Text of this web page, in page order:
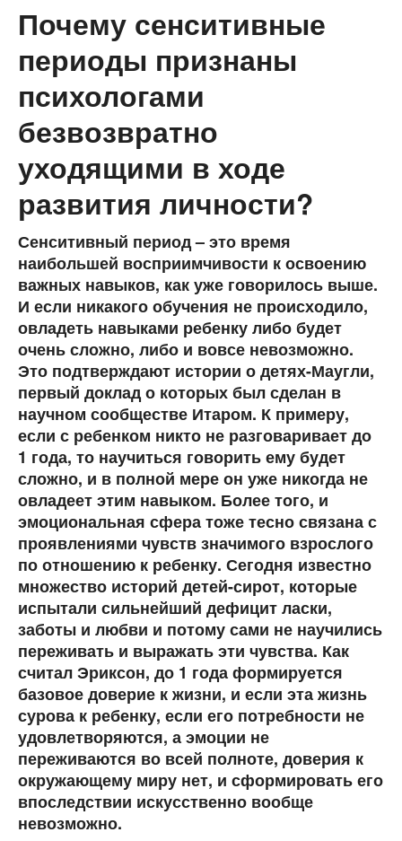
Почему сенситивные
периоды признаны
психологами
безвозвратно
уходящими в ходе
развития личности?
Сенситивный период – это время
наибольшей восприимчивости к освоению
важных навыков, как уже говорилось выше.
И если никакого обучения не происходило,
овладеть навыками ребенку либо будет
очень сложно, либо и вовсе невозможно.
Это подтверждают истории о детях-Маугли,
первый доклад о которых был сделан в
научном сообществе Итаром. К примеру,
если с ребенком никто не разговаривает до
1 года, то научиться говорить ему будет
сложно, и в полной мере он уже никогда не
овладеет этим навыком. Более того, и
эмоциональная сфера тоже тесно связана с
проявлениями чувств значимого взрослого
по отношению к ребенку. Сегодня известно
множество историй детей-сирот, которые
испытали сильнейший дефицит ласки,
заботы и любви и потому сами не научились
переживать и выражать эти чувства. Как
считал Эриксон, до 1 года формируется
базовое доверие к жизни, и если эта жизнь
сурова к ребенку, если его потребности не
удовлетворяются, а эмоции не
переживаются во всей полноте, доверия к
окружающему миру нет, и сформировать его
впоследствии искусственно вообще
невозможно.